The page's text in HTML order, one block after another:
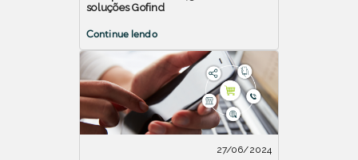
soluções Gofind
Continue lendo
27/06/2024